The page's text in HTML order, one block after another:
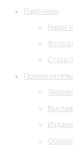
Партнеры
Наши
Стать